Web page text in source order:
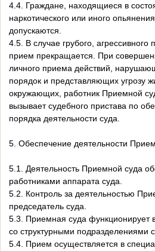
4.4. Граждане, находящиеся в
наркотического или иного
допускаются.
4.5. В случае грубого,
прием прекращается. При
личного приема действий,
порядок и представляющих угрозу
окружающих, работник Приемной
вызывает судебного пристава по
порядка деятельности суда.
5. Обеспечение деятельности
5.1. Деятельность Приемной суда
работниками аппарата суда.
5.2. Контроль за деятельностью
председатель суда.
5.3. Приемная суда функционирует
со структурными подразделениями
5.4. Прием осуществляется в